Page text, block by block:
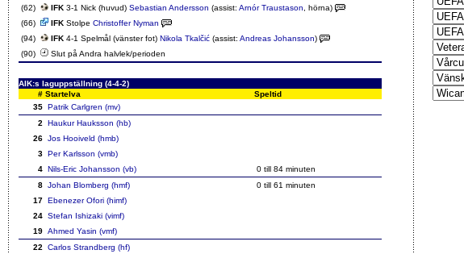
(62)
IFK 3-1 Nick (huvud) Sebastian Andersson (assist: Arnór Traustason , hörna)
(66)
IFK Stolpe Christoffer Nyman
(94)
IFK 4-1 Spelmål (vänster fot) Nikola Tkalčić (assist: Andreas Johansson)
(90)
Slut på Andra halvlek/perioden
AIK:s laguppställning (4-4-2)
# Startelva
Speltid
35 Patrik Carlgren (mv)
2
Haukur Hauksson (hb)
26 Jos Hooiveld (hmb)
3 Per Karlsson (vmb)
4 Nils-Eric Johansson (vb)
0 till 84 minuten
8 Johan Blomberg (hmf)
0 till 61 minuten
17 Ebenezer Ofori (himf)
24 Stefan Ishizaki (vimf)
19 Ahmed Yasin (vmf)
22
Carlos Strandberg (hf)